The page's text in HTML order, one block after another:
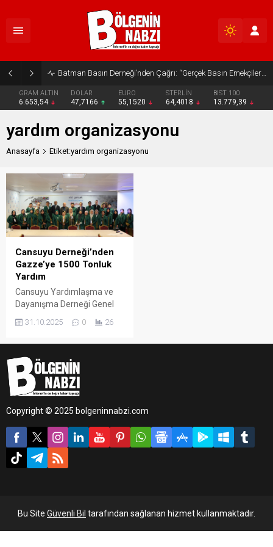
Batman Basın Derneği’nden Çağrı: “Gerçek Basın Emekçileri Desteklenmeli”
GRAM ALTIN
6.653,54
DOLAR
47,7166
EURO
55,1520
STERLİN
64,4018
BIST 100
13.779,39
yardım organizasyonu
Anasayfa Etiket:yardım organizasyonu
Cansuyu Derneği’nden
Gazze’ye 1500 Tonluk
Yardım
Cansuyu Yardımlaşma ve
Dayanışma Derneği Genel
Gazze’de 7 Ekim’de
çalışmalarının aralıksız
sürdüğünü açıkladı.
31.10.2025 0 26
Copyright © 2025 bolgeninnabzi.com
Bu Site Güvenli Bil tarafından sağlanan hizmet kullanmaktadır.